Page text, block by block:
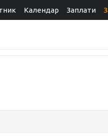
Календар Заплати